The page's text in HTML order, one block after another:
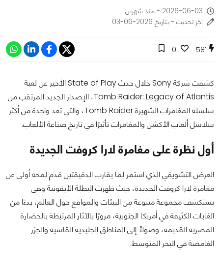
2026-06-03 - منذ شهرين
اخر تحديث - بتاريخ 2026-06-03
581
0
كشفت شركة Sony خلال حدث State of Play الأخير عن لعبة
Tomb Raider: Legacy of Atlantis، الإصدار الجديد المرتقب من
سلسلة المغامرات الشهيرة Tomb Raider، والتي تعد واحدة من أكثر
سلاسل ألعاب الأكشن والمغامرات تأثيرًا في تاريخ صناعة الألعاب.
أول نظرة على مغامرة لارا كروفت الجديدة
العرض التشويقي الذي استمر لما يقارب الدقيقتين قدم لمحة أولى عن
مغامرة لارا كروفت الجديدة، حيث ظهرت البطلة الأيقونية وهي
تستكشف مجموعة متنوعة من البيئات والمواقع حول العالم، بدءًا من
الغابات الكثيفة في أمريكا الجنوبية، مرورًا بالآثار المرتبطة بالحضارة
المصرية القديمة، وصولًا إلى المناطق الجليدية القاسية والجزر
الغامضة في البحر المتوسط.